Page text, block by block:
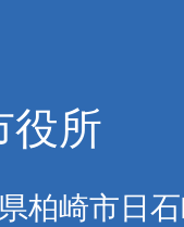
役所
柏崎市日